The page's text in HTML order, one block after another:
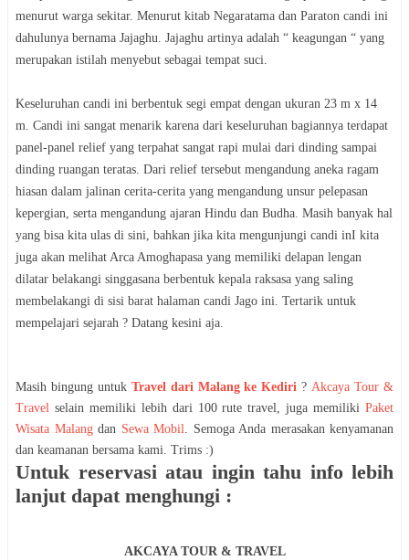
menurut warga sekitar. Menurut kitab Negaratama dan Paraton candi ini
dahulunya bernama Jajaghu. Jajaghu artinya adalah “ keagungan “ yang
merupakan istilah menyebut sebagai tempat suci.
Keseluruhan candi ini berbentuk segi empat dengan ukuran 23 m x 14
m. Candi ini sangat menarik karena dari keseluruhan bagiannya terdapat
panel-panel relief yang terpahat sangat rapi mulai dari dinding sampai
dinding ruangan teratas. Dari relief tersebut mengandung aneka ragam
hiasan dalam jalinan cerita-cerita yang mengandung unsur pelepasan
kepergian, serta mengandung ajaran Hindu dan Budha. Masih banyak hal
yang bisa kita ulas di sini, bahkan jika kita mengunjungi candi inI kita
juga akan melihat Arca Amoghapasa yang memiliki delapan lengan
dilatar belakangi singgasana berbentuk kepala raksasa yang saling
membelakangi di sisi barat halaman candi Jago ini. Tertarik untuk
mempelajari sejarah ? Datang kesini aja.
Masih bingung untuk Travel dari Malang ke Kediri ? Akcaya Tour &
Travel selain memiliki lebih dari 100 rute travel, juga memiliki Paket
Wisata Malangdan Sewa Mobil . Semoga Anda merasakan kenyamanan
dan keamanan bersama kami. Trims :)
Untuk reservasi atau ingin tahu info lebih
lanjut dapat menghungi :
AKCAYA TOUR & TRAVEL